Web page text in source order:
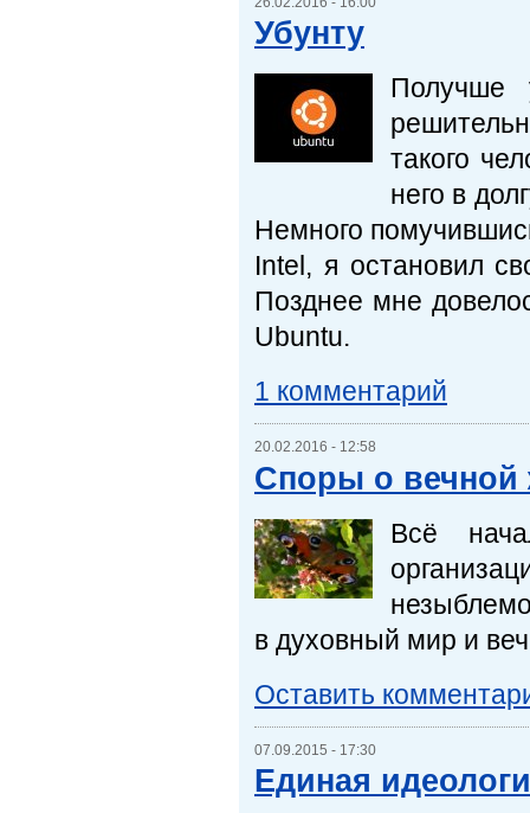
Убунту
Получше
такого
него в
Немного
Intel, я остановил
Позднее мне
Ubuntu.
1 комментарий
20.02.2016 - 12:58
Споры о вечной
Всё
в духовный мир и
Оставить
07.09.2015 - 17:30
Единая